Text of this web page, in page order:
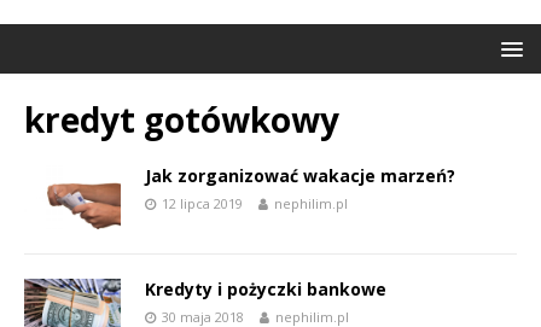
kredyt gotówkowy
Jak zorganizować wakacje marzeń?
12 lipca 2019 nephilim.pl
Kredyty i pożyczki bankowe
30 maja 2018 nephilim.pl